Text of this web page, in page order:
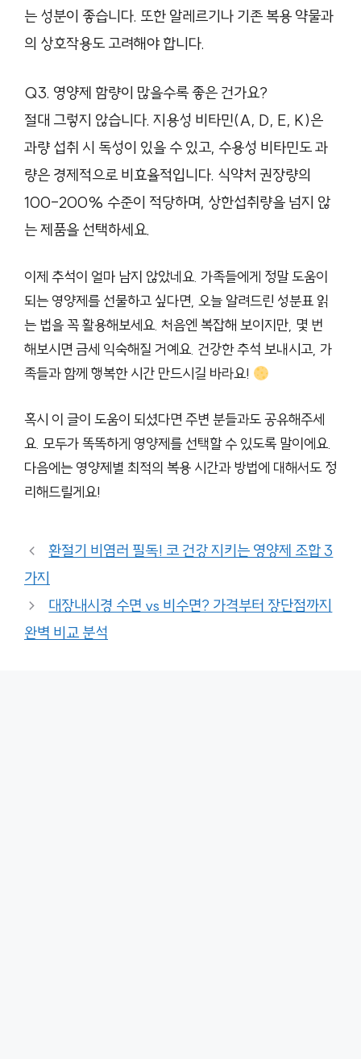
는 성분이 좋습니다. 또한 알레르기나 기존 복용 약물과
의 상호작용도 고려해야 합니다.
Q3. 영양제 함량이 많을수록 좋은 건가요?
절대 그렇지 않습니다. 지용성 비타민(A, D, E, K)은
과량 섭취 시 독성이 있을 수 있고, 수용성 비타민도 과
량은 경제적으로 비효율적입니다. 식약처 권장량의
100-200% 수준이 적당하며, 상한섭취량을 넘지 않
는 제품을 선택하세요.
이제 추석이 얼마 남지 않았네요. 가족들에게 정말 도움이
되는 영양제를 선물하고 싶다면, 오늘 알려드린 성분표 읽
는 법을 꼭 활용해보세요. 처음엔 복잡해 보이지만, 몇 번
해보시면 금세 익숙해질 거예요. 건강한 추석 보내시고, 가
족들과 함께 행복한 시간 만드시길 바라요!
혹시 이 글이 도움이 되셨다면 주변 분들과도 공유해주세
요. 모두가 똑똑하게 영양제를 선택할 수 있도록 말이에요.
다음에는 영양제별 최적의 복용 시간과 방법에 대해서도 정
리해드릴게요!
환절기 비염러 필독! 코 건강 지키는 영양제 조합 3
가지
대장내시경 수면 vs 비수면? 가격부터 장단점까지
완벽 비교 분석